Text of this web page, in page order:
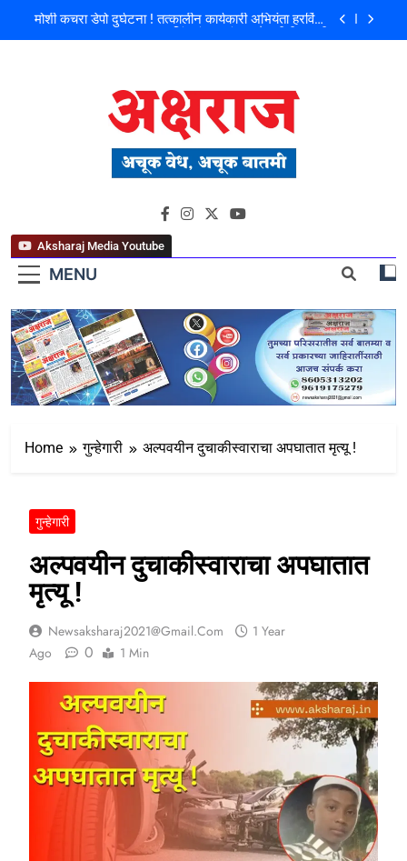
मोशी कचरा डेपो दुर्घटना ! तत्कालीन कार्यकारी अभियंता हरविंदर
पहाटे घरफोड्या, दिवसा चोरी; चोरट्यांचा बिडी कामगार परिसरावर
फ्लॅट विक्रीतील २.६४ कोटींच्या अपहाराचा आरोप; बांधकाम
व्यावसायिक दाम्पत्यावर गुन्हा
मोशी कचरा डेपो दुर्घटना ! तत्कालीन कार्यकारी अभियंता हरविंदर
शिळगावच्या पोलीस पाटलांचे निधन; समाजसेवेचा आधारवड
अक्षराज न्यूज पोर्टल
MENU
Aksharaj Media Youtube
Home गुन्हेगारी अल्पवयीन दुचाकीस्वाराचा अपघातात मृत्यू !
गुन्हेगारी
अल्पवयीन दुचाकीस्वाराचा अपघातात
मृत्यू !
Newsaksharaj2021@gmail.com
1 Year
Ago
0 1 Min